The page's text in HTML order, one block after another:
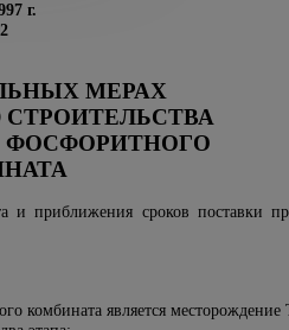
г.
МЕРАХ
и приближения сроков поставки
комбината является месторождение